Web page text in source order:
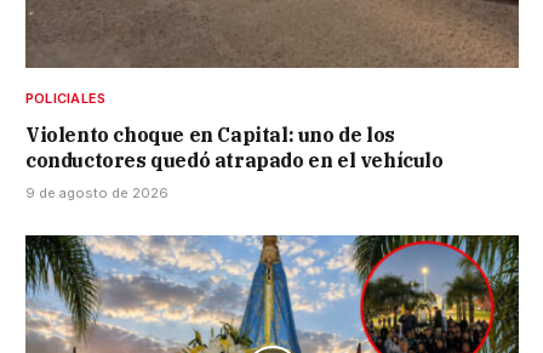
POLICIALES
Violento choque en Capital: uno de los
conductores quedó atrapado en el vehículo
9 de agosto de 2026